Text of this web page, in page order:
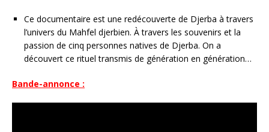
Ce documentaire est une redécouverte de Djerba à travers
l’univers du Mahfel djerbien. À travers les souvenirs et la
passion de cinq personnes natives de Djerba. On a
découvert ce rituel transmis de génération en génération…
Bande-annonce :